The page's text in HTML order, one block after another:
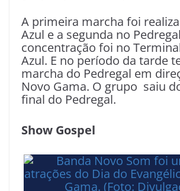
A primeira marcha foi
Azul e a segunda no
concentração foi no
Azul. E no período da tarde
marcha do Pedregal em
Novo Gama. O grupo saiu
final do Pedregal.
Show Gospel